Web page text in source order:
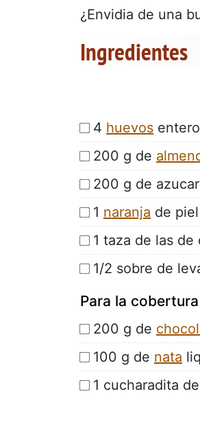
¿Envidia de una
Ingredientes
4 huevos
200 g de
200 g de azucar
1 naranja de
1 taza de las
1/2 sobre de
Para la
200 g de
100 g de nata
1 cucharadita